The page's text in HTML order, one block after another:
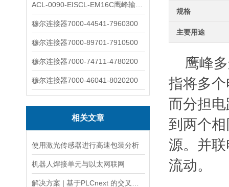
穆尔连接器7000-44541-7960300
穆尔连接器7000-89701-7910500
穆尔连接器7000-74711-4780200
穆尔连接器7000-46041-8020200
相关文章
使用激光传感器进行高速包装分析
机器人焊接单元与以太网联网
规格
主要用途
鹰峰多
指将多
而分担
到两个
源。并
流动。